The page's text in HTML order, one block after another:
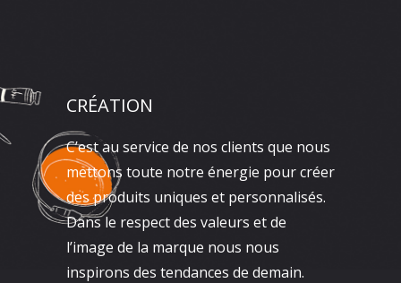
CRÉATION
C’est au service de nos clients que nous
mettons toute notre énergie pour créer
des produits uniques et personnalisés.
Dans le respect des valeurs et de
l’image de la marque nous nous
inspirons des tendances de demain.